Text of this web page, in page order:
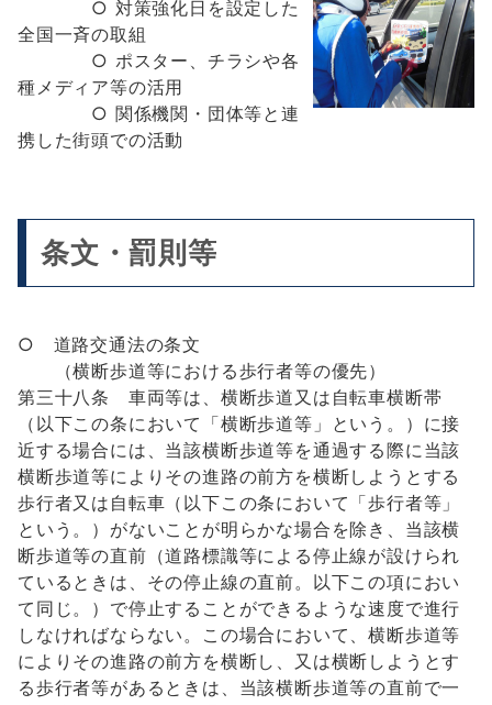
○ 対策強化日を設定した
全国一斉の取組
○ ポスター、チラシや各
種メディア等の活用
○ 関係機関・団体等と連
携した街頭での活動
条文・罰則等
○ 道路交通法の条文
（横断歩道等における歩行者等の優先）
第三十八条 車両等は、横断歩道又は自転車横断帯
（以下この条において「横断歩道等」という。）に接
近する場合には、当該横断歩道等を通過する際に当該
横断歩道等によりその進路の前方を横断しようとする
歩行者又は自転車（以下この条において「歩行者等」
という。）がないことが明らかな場合を除き、当該横
断歩道等の直前（道路標識等による停止線が設けられ
ているときは、その停止線の直前。以下この項におい
て同じ。）で停止することができるような速度で進行
しなければならない。この場合において、横断歩道等
によりその進路の前方を横断し、又は横断しようとす
る歩行者等があるときは、当該横断歩道等の直前で一